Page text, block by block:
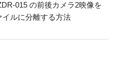
015 の前後カメラ2映像を
イルに分離する方法